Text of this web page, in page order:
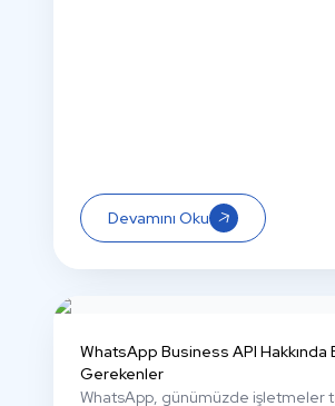
Devamını Oku
WhatsApp Business API Hakkında
Gerekenler
WhatsApp, günümüzde işletmeler